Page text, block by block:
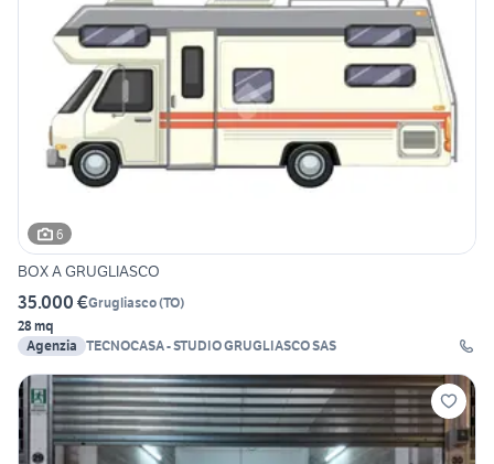
6
BOX A GRUGLIASCO
35.000 €Grugliasco(TO)
28 mq
Agenzia TECNOCASA - STUDIO GRUGLIASCO SAS